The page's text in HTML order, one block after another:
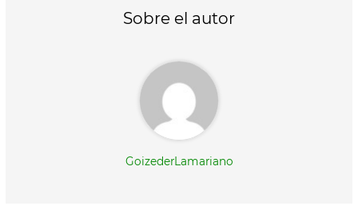
o
k
e
s
Sobre el autor
GoizederLamariano